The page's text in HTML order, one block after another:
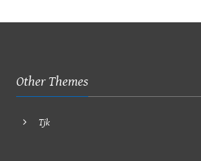
Other Themes
Tjk